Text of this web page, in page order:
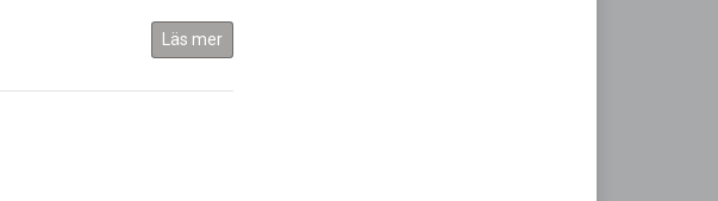
Läs mer